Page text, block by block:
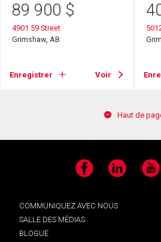
89 900 $
4901 59 Street
Grimshaw, AB
Enregistrer Voir
Haut de
Facebook LinkedIn
COMMUNIQUEZ AVEC NOUS
SALLE DES MÉDIAS
BLOGUE